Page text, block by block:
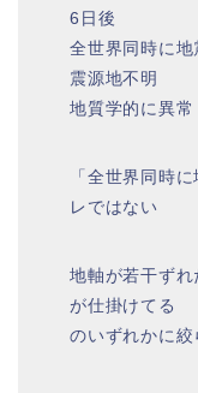
6日後
全世界同時に地
震源地不明
地質学的に異常
「全世界同時
レではない
地軸が若干ず
が仕掛けてる
のいずれかに絞